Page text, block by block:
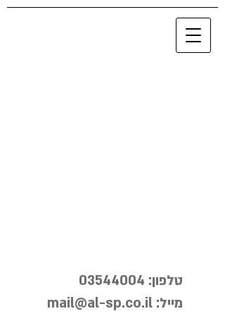
טלפון: 03544004
מייל: mail@al-sp.co.il